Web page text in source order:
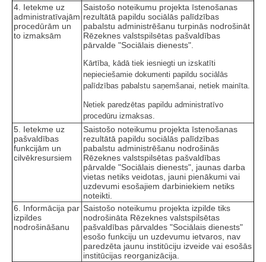
4. Ietekme uz
administratīvajām
procedūrām un
to izmaksām
Saistošo noteikumu projekta īstenošanas
rezultātā papildu sociālās palīdzības
pabalstu administrēšanu turpinās nodrošināt
Rēzeknes valstspilsētas pašvaldības
pārvalde "Sociālais dienests".
Kārtība, kādā tiek iesniegti un izskatīti
nepieciešamie dokumenti papildu sociālās
palīdzības pabalstu saņemšanai, netiek mainīta.
Netiek paredzētas papildu administratīvo
procedūru izmaksas.
5. Ietekme uz
pašvaldības
funkcijām un
cilvēkresursiem
Saistošo noteikumu projekta īstenošanas
rezultātā papildu sociālās palīdzības
pabalstu administrēšanu nodrošinās
Rēzeknes valstspilsētas pašvaldības
pārvalde "Sociālais dienests", jaunas darba
vietas netiks veidotas, jauni pienākumi vai
uzdevumi esošajiem darbiniekiem netiks
noteikti.
6. Informācija par
izpildes
nodrošināšanu
Saistošo noteikumu projekta izpilde tiks
nodrošināta Rēzeknes valstspilsētas
pašvaldības pārvaldes "Sociālais dienests"
esošo funkciju un uzdevumu ietvaros, nav
paredzēta jaunu institūciju izveide vai esošās
institūcijas reorganizācija.